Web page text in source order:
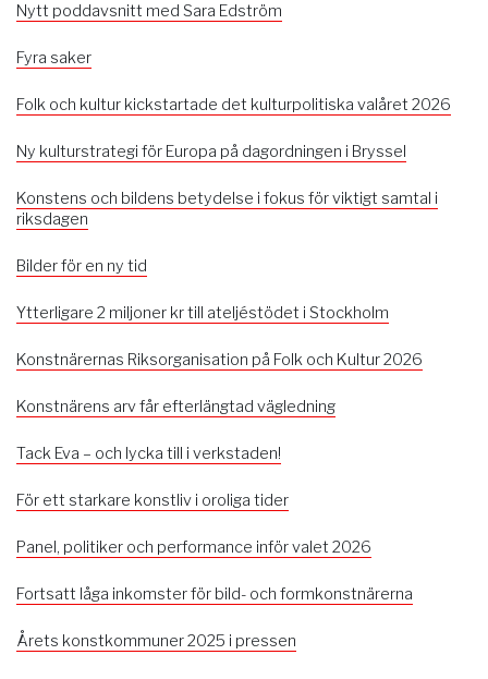
Nytt poddavsnitt med Sara Edström
Fyra saker
Folk och kultur kickstartade det kulturpolitiska valåret 2026
Ny kulturstrategi för Europa på dagordningen i Bryssel
Konstens och bildens betydelse i fokus för viktigt samtal i
riksdagen
Bilder för en ny tid
Ytterligare 2 miljoner kr till ateljéstödet i Stockholm
Konstnärernas Riksorganisation på Folk och Kultur 2026
Konstnärens arv får efterlängtad vägledning
Tack Eva – och lycka till i verkstaden!
För ett starkare konstliv i oroliga tider
Panel, politiker och performance inför valet 2026
Fortsatt låga inkomster för bild- och formkonstnärerna
Årets konstkommuner 2025 i pressen